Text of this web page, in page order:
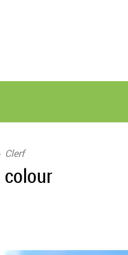
Clerf
colour